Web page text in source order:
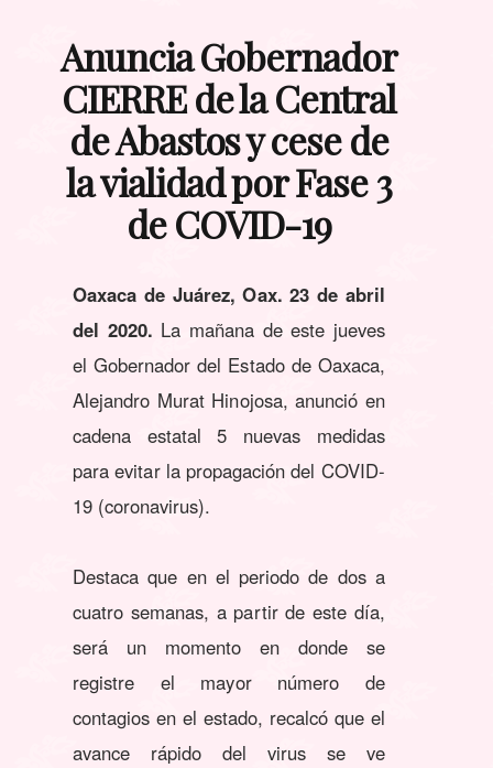
Anuncia Gobernador
CIERRE de la Central
de Abastos y cese de
la vialidad por Fase 3
de COVID-19
Oaxaca de Juárez, Oax. 23 de abril
del 2020. La mañana de este jueves
el Gobernador del Estado de Oaxaca,
Alejandro Murat Hinojosa, anunció en
cadena estatal 5 nuevas medidas
para evitar la propagación del COVID-
19 (coronavirus).
Destaca que en el periodo de dos a
cuatro semanas, a partir de este día,
será un momento en donde se
registre el mayor número de
contagios en el estado, recalcó que el
avance rápido del virus se ve